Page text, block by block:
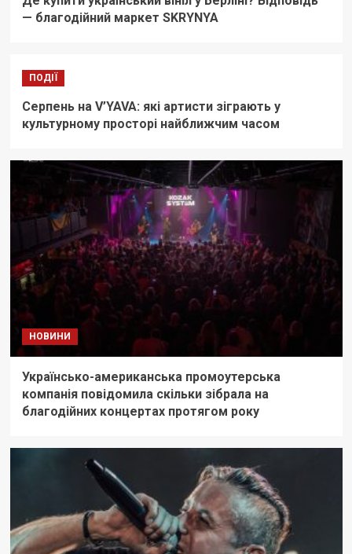
— благодійний маркет SKRYNYA
ПОДІЇ
Серпень на V’YAVA: які артисти зіграють у
культурному просторі найближчим часом
НОВИНИ
Українсько-американська промоутерська
компанія повідомила скільки зібрала на
благодійних концертах протягом року